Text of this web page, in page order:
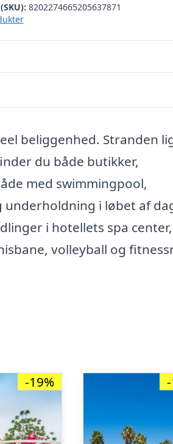
8202274665205637871
beliggenhed. Stranden
du både butikker,
med swimmingpool,
i løbet af
i hotellets spa
volleyball og
-19%